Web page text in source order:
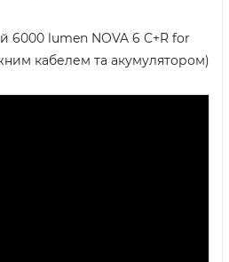
lumen NOVA 6 C+R for
кабелем та акумулятором)